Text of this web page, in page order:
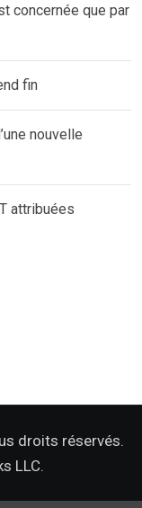
concernée que par
fin
nouvelle
attribuées
droits réservés.
LLC.